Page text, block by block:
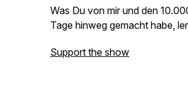
Was Du von mir und den
Tage hinweg gemacht habe,
Support the show